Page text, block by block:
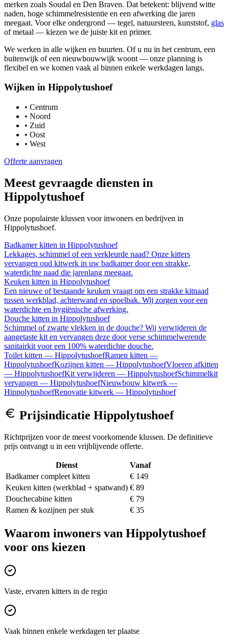
merken zoals Soudal en Den Braven. Dat betekent: blijvend witte
naden, hoge schimmelresistentie en een afwerking die jaren
meegaat. Voor elke ondergrond — tegel, natuursteen, kunststof, glas
of metaal — kiezen we de juiste kit en primer.
We werken in alle wijken en buurten. Of u nu in het centrum, een
buitenwijk of een nieuwbouwwijk woont — onze planning is
flexibel en we komen vaak al binnen enkele werkdagen langs.
Wijken in Hippolytushoef
• Centrum
• Noord
• Zuid
• Oost
• West
Offerte aanvragen
Meest gevraagde diensten in
Hippolytushoef
Onze populairste klussen voor inwoners en bedrijven in
Hippolytushoef.
Badkamer kitten in Hippolytushoef
Lekkages, schimmel of een verkleurde naad? Onze kitters
vervangen oud kitwerk in uw badkamer door een strakke,
waterdichte naad die jarenlang meegaat.
Keuken kitten in Hippolytushoef
Een nieuwe of bestaande keuken vraagt om een strakke kitnaad
tussen werkblad, achterwand en spoelbak. Wij zorgen voor een
waterdichte en hygiënische afwerking.
Douche kitten in Hippolytushoef
Schimmel of zwarte vlekken in de douche? Wij verwijderen de
aangetaste kit en vervangen deze door verse schimmelwerende
sanitairkit voor een 100% waterdichte douche.
Toilet kitten — HippolytushoefRamen kitten —
HippolytushoefKozijnen kitten — HippolytushoefVloeren afkitten
— HippolytushoefKit verwijderen — HippolytushoefSchimmelkit
vervangen — HippolytushoefNieuwbouw kitwerk —
HippolytushoefRenovatie kitwerk — Hippolytushoef
Prijsindicatie Hippolytushoef
Richtprijzen voor de meest voorkomende klussen. De definitieve
prijs ontvangt u in een vrijblijvende offerte.
Dienst
Vanaf
Badkamer compleet kitten
€ 149
Keuken kitten (werkblad + spatwand) € 89
Douchecabine kitten
€ 79
Ramen & kozijnen per stuk
€ 35
Waarom inwoners van Hippolytushoef
voor ons kiezen
Vaste, ervaren kitters in de regio
Vaak binnen enkele werkdagen ter plaatse